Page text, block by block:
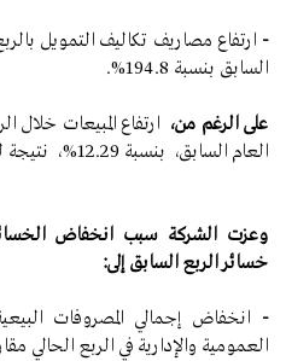
-ارتفاع مصاريف تكاليف التمويل
السابق بنسبة 194.8%.
على الرغم من، ارتفاع المبيعات خلال
العام السابق، بنسبة 12.29%، نتيجة لزيادة إيرادات المشاريع الحكومية.
وعزت الشركة سبب انخفاض
خسائر الربع السابق إلى:
- انخفاض إجمالي المصروفات
العمومية والإدارية في الربع الحالي مقارنة